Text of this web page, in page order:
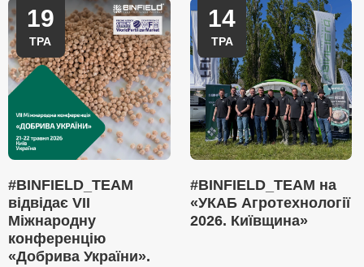
19
ТРА
#BINFIELD_TEAM
відвідає VII
Міжнародну
конференцію
«Добрива України».
14
ТРА
#BINFIELD_TEAM на
«УКАБ Агротехнології
2026. Київщина»